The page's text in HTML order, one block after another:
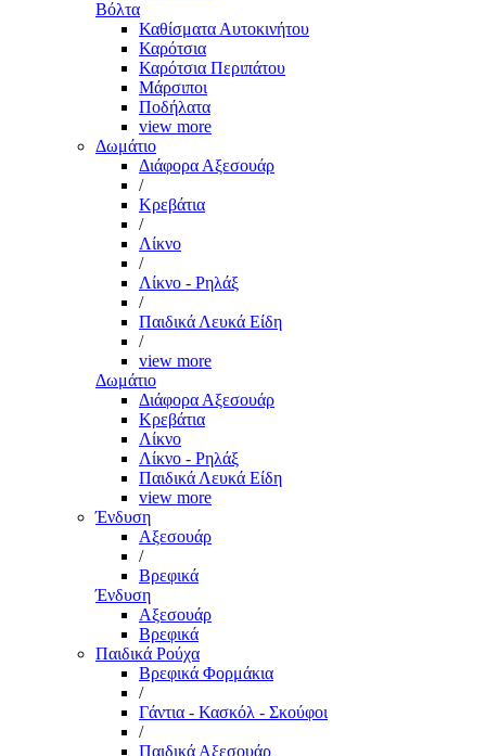
Βόλτα
Καθίσματα Αυτοκινήτου
Καρότσια
Καρότσια Περιπάτου
Μάρσιποι
Ποδήλατα
view more
Δωμάτιο
Διάφορα Αξεσουάρ
/
Κρεβάτια
/
Λίκνο
/
Λίκνο - Ρηλάξ
/
Παιδικά Λευκά Είδη
/
view more
Δωμάτιο
Διάφορα Αξεσουάρ
Κρεβάτια
Λίκνο
Λίκνο - Ρηλάξ
Παιδικά Λευκά Είδη
view more
Ένδυση
Αξεσουάρ
/
Βρεφικά
Ένδυση
Αξεσουάρ
Βρεφικά
Παιδικά Ρούχα
Βρεφικά Φορμάκια
/
Γάντια - Κασκόλ - Σκούφοι
/
Παιδικά Αξεσουάρ